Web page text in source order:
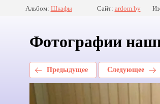
Альбом: Шкафы Сайт: ardom.by
Фотографии
Предыдущее Следующее